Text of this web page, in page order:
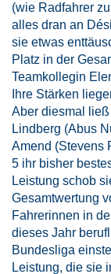
(wie Radfahrer
alles dran an
sie etwas
Platz in der
Teamkollegin
Ihre Stärken
Aber diesmal
Lindberg (Abus
Amend (Stevens
5 ihr bisher
Leistung schob
Gesamtwertung
Fahrerinnen in
dieses Jahr
Bundesliga
Leistung, die sie